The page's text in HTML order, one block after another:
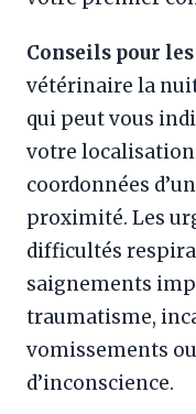
Conseils pour
vétérinaire la
qui peut vous
votre
coordonnées
proximité. Les
difficultés
saignements
traumatisme,
vomissements
d’inconscience.